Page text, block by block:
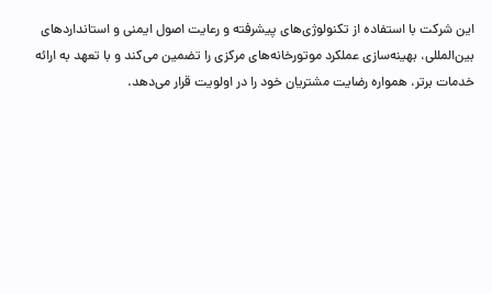
این شرکت با استفاده از تکنولوژی‌های پیشرفته و رعایت اصول ایمنی و استانداردهای
بین‌المللی، بهینه‌سازی عملکرد موتورخانه‌های مرکزی را تضمین می‌کند و با تعهد به ارائه
خدمات برتر، همواره رضایت مشتریان خود را در اولویت قرار می‌دهد.